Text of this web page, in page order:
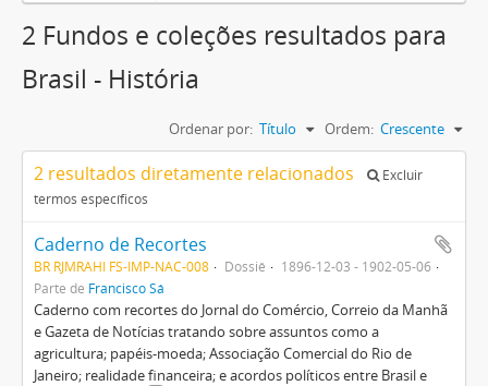
2 Fundos e coleções resultados para
Brasil - História
Ordenar por: Título Ordem: Crescente
2 resultados diretamente relacionados
Excluir
termos específicos
Caderno de Recortes
BR RJMRAHI FS-IMP-NAC-008 Dossiê
1896-12-03 - 1902-05-06
Parte de Francisco Sá
Caderno com recortes do Jornal do Comércio, Correio da Manhã
e Gazeta de Notícias tratando sobre assuntos como a
agricultura; papéis-moeda; Associação Comercial do Rio de
Janeiro; realidade financeira; e acordos políticos entre Brasil e